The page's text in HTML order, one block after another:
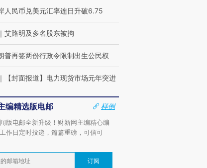
人民币兑美元汇率连日升破6.75
｜ 艾路明及多名股东被拘
普再签两份行政令限制出生公民权
｜ 【封面报道】电力现货市场元年突进
编精选版电邮
样例
版电邮全新升级！财新网主编精心编
作日定时投递，篇篇重磅，可信可
订阅